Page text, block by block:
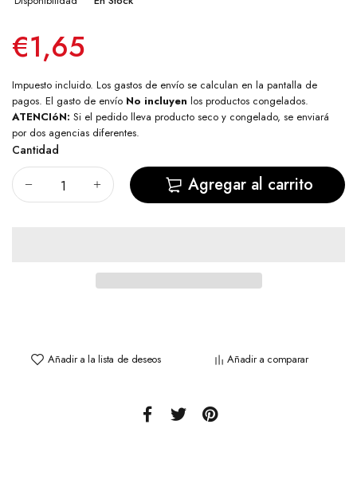
€1,65
Impuesto incluido. Los gastos de envío se calculan en la pantalla de
pagos. El gasto de envío No incluyen los productos congelados.
ATENCIóN: Si el pedido lleva producto seco y congelado, se enviará
por dos agencias diferentes.
Cantidad
Agregar al carrito
Añadir a la lista de deseos Añadir a comparar